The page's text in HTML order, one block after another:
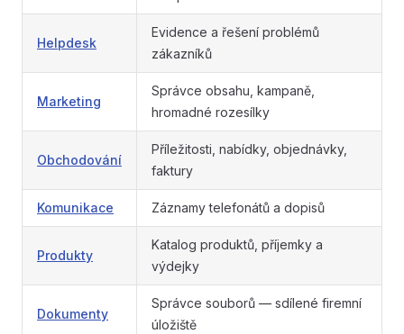
Helpdesk
Evidence a řešení problémů
zákazníků
Marketing
Správce obsahu, kampaně,
hromadné rozesílky
Obchodování
Příležitosti, nabídky, objednávky,
faktury
Komunikace Záznamy telefonátů a dopisů
Produkty
Katalog produktů, příjemky a
výdejky
Dokumenty
Správce souborů — sdílené firemní
úložiště